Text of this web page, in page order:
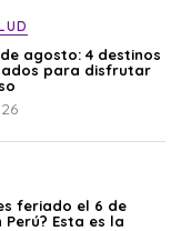
agosto: 4 destinos
para disfrutar
feriado el 6 de
Esta es la